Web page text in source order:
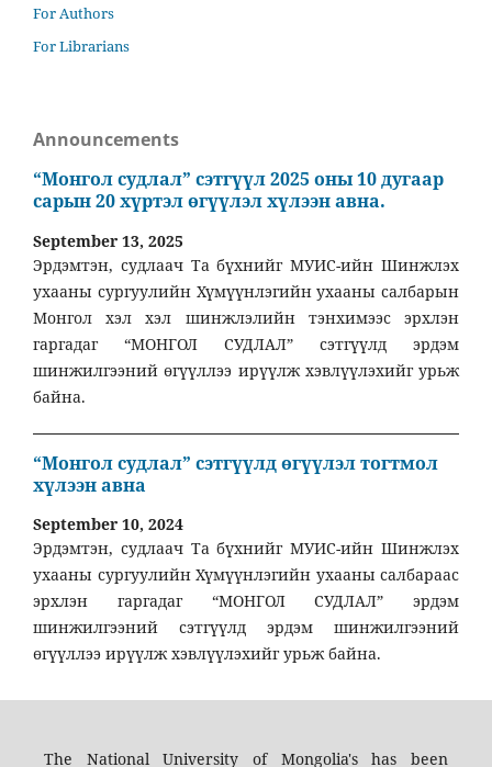
For Authors
For Librarians
Announcements
“Монгол судлал” сэтгүүл 2025 оны 10 дугаар
сарын 20 хүртэл өгүүлэл хүлээн авна.
September 13, 2025
Эрдэмтэн, судлаач Та бүхнийг МУИС-ийн Шинжлэх
ухааны сургуулийн Хүмүүнлэгийн ухааны салбарын
Монгол хэл хэл шинжлэлийн тэнхимээс эрхлэн
гаргадаг “МОНГОЛ СУДЛАЛ” сэтгүүлд эрдэм
шинжилгээний өгүүллээ ирүүлж хэвлүүлэхийг урьж
байна.
“Монгол судлал” сэтгүүлд өгүүлэл тогтмол
хүлээн авна
September 10, 2024
Эрдэмтэн, судлаач Та бүхнийг МУИС-ийн Шинжлэх
ухааны сургуулийн Хүмүүнлэгийн ухааны салбараас
эрхлэн гаргадаг “МОНГОЛ СУДЛАЛ” эрдэм
шинжилгээний сэтгүүлд эрдэм шинжилгээний
өгүүллээ ирүүлж хэвлүүлэхийг урьж байна.
The National University of Mongolia's has been